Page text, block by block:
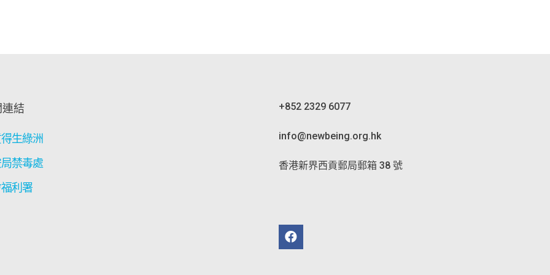
結
生綠洲
禁毒處
利署
+852 2329 6077
info@newbeing.org.hk
香港新界西貢郵局郵箱 38 號